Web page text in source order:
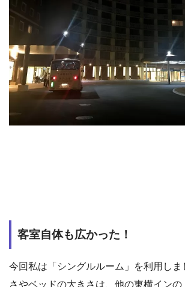
客室自体も広かった！
今回私は「シングルルーム」を利用し
さやベッドの大きさは、他の東横イン